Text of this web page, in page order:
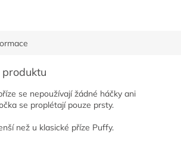
se nepoužívají žádné háčky ani
se proplétají pouze prsty.
než u klasické příze Puffy.